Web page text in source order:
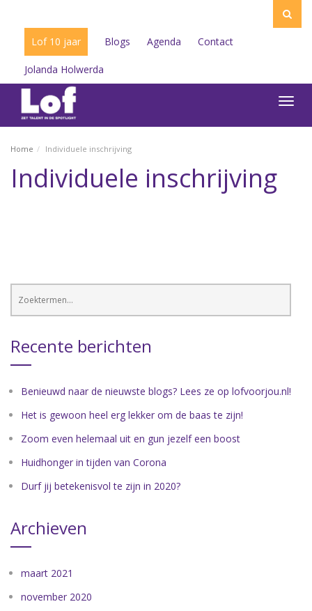
Lof 10 jaar Blogs Agenda Contact
Jolanda Holwerda
Home Individuele inschrijving
Individuele inschrijving
Recente berichten
Benieuwd naar de nieuwste blogs? Lees ze op lofvoorjou.nl!
Het is gewoon heel erg lekker om de baas te zijn!
Zoom even helemaal uit en gun jezelf een boost
Huidhonger in tijden van Corona
Durf jij betekenisvol te zijn in 2020?
Archieven
maart 2021
november 2020